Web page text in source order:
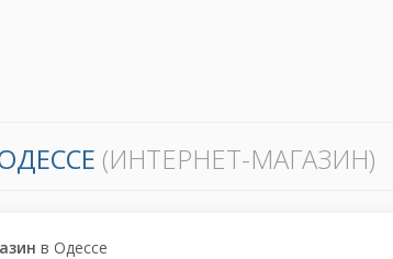
(ИНТЕРНЕТ-МАГАЗИН)
в Одессе